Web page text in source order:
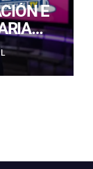
E
EN